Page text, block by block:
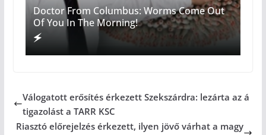
Doctor From Columbus: Worms Come Out
Of You In The Morning!
Válogatott erősítés érkezett Szekszárdra: lezárta az á
tigazolást a TARR KSC
Riasztó előrejelzés érkezett, ilyen jövő várhat a magy